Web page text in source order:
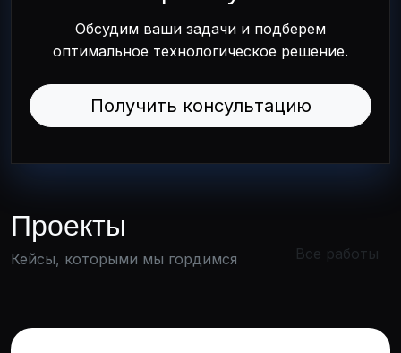
Обсудим ваши задачи и подберем
оптимальное технологическое решение.
Получить консультацию
Проекты
Кейсы, которыми мы гордимся Все работы